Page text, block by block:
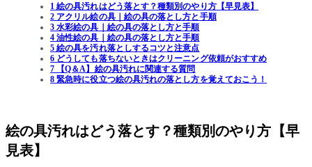
1 絵の具汚れはどう落とす？種類別のやり方【早見表】
2 アクリル絵の具｜絵の具の落とし方と手順
3 水彩絵の具｜絵の具の落とし方と手順
4 油性絵の具｜絵の具の落とし方と手順
5 絵の具を汚れ落としするコツと注意点
6 どうしても落ちないときはクリーニング依頼がおすすめ
7 【Q＆A】絵の具汚れに関連する質問
8 緊急時に役立つ絵の具汚れの落とし方を覚えておこう！
絵の具汚れはどう落とす？種類別のやり方【早
見表】